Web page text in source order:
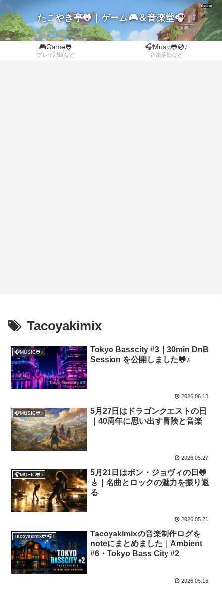
たこやき亭🐸｜ゲーム🎮＆音楽堂🎧
🎮Game🐸
プレイ記録など
🎧Music🐸💿♪
音楽活動など
Tacoyakimix
🎧MUSIC🐸♪
Tokyo Basscity #3｜30min DnB
Session を公開しました🐸♪
2026.06.13
🎧MUSIC🐸♪
5月27日はドラゴンクエストの日
｜40周年に思い出す冒険と音楽
2026.05.27
🎧MUSIC🐸♪
5月21日はボン・ジョヴィの日🐸
🎸｜名曲とロックの魅力を振り返
る
2026.05.21
Tacoyakimix🐸🎧♪
Tacoyakimixの音楽制作ログを
noteにまとめました｜Ambient
#6・Tokyo Bass City #2
2026.05.16